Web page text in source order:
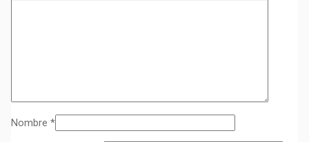
Nombre *